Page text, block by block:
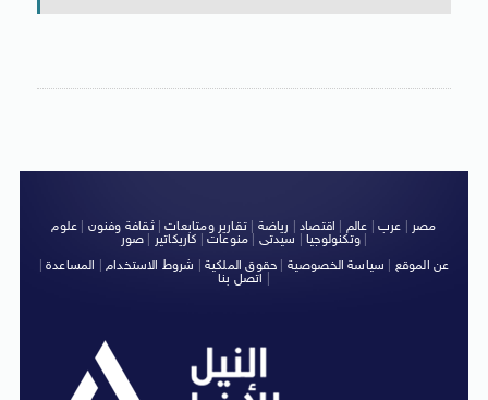
مصر عرب عالم اقتصاد رياضة |تقارير ومتابعات|ثقافة وفنون
علوم
وتكنولوجيا| سيدتى منوعات كاريكاتير صور
|
عن الموقع
سياسة الخصوصية حقوق الملكية شروط الاستخدام| المساعدة|
اتصل بنا